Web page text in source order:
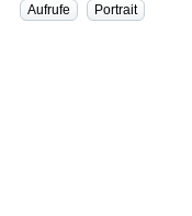
Aufrufe
Portrait